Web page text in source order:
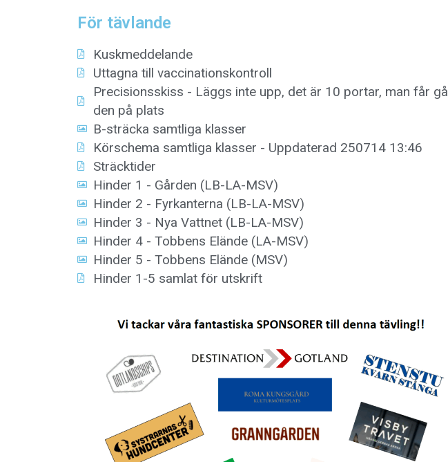
För tävlande
Kuskmeddelande
Uttagna till vaccinationskontroll
Precisionsskiss - Läggs inte upp, det är 10 portar, man får gå
den på plats
B-sträcka samtliga klasser
Körschema samtliga klasser - Uppdaterad 250714 13:46
Sträcktider
Hinder 1 - Gården (LB-LA-MSV)
Hinder 2 - Fyrkanterna (LB-LA-MSV)
Hinder 3 - Nya Vattnet (LB-LA-MSV)
Hinder 4 - Tobbens Elände (LA-MSV)
Hinder 5 - Tobbens Elände (MSV)
Hinder 1-5 samlat för utskrift